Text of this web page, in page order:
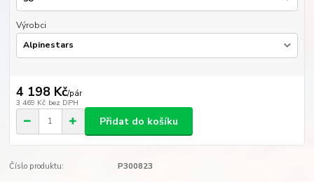
Výrobci
4 198 Kč/pár
3 469 Kč bez DPH
Přidat do košíku
Číslo produktu: P300823